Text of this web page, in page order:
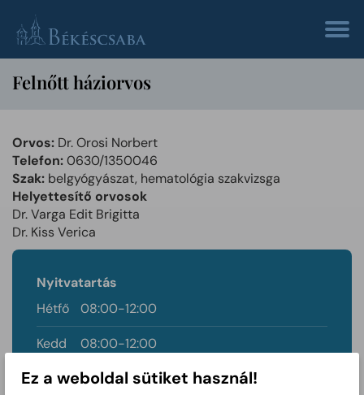
Felnőtt háziorvos
Orvos: Dr. Orosi Norbert
Telefon:0630/1350046
Szak: belgyógyászat, hematológia szakvizsga
Helyettesítő orvosok
Dr. Varga Edit Brigitta
Dr. Kiss Verica
Nyitvatartás
Hétfő
08:00-12:00
Kedd 08:00-12:00
Szerda 08:00-12:00
Ez a weboldal sütiket használ!